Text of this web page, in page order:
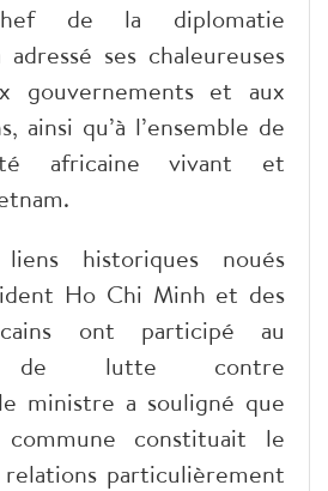
de la diplomatie
ses chaleureuses
gouvernements et aux
ainsi qu’à l’ensemble de
africaine vivant et
historiques noués
Ho Chi Minh et des
ont participé au
de lutte contre
ministre a souligné que
constituait le
particulièrement